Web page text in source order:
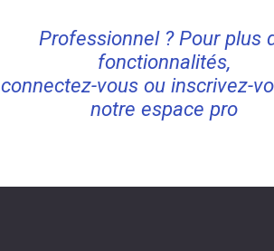
Professionnel ? Pour plus
fonctionnalités,
connectez-vous ou inscrivez-
notre espace pro